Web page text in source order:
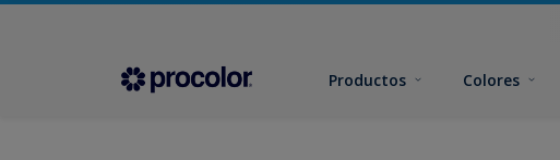
Productos Colores